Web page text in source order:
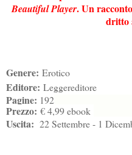
Beautiful Player. Un
dritto
Genere: Erotico
Editore: Leggereditore
Pagine: 192
Prezzo: € 4,99 ebook
Uscita: 22 Settembre - 1